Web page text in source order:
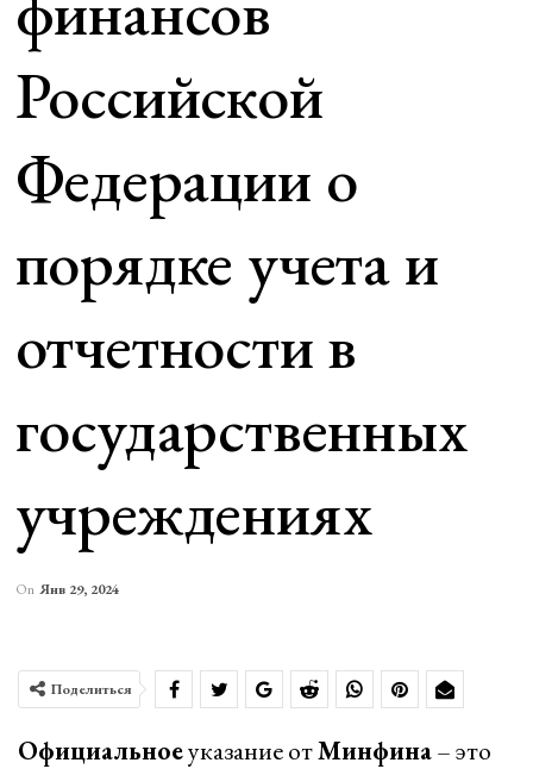
Российской
Федерации о
порядке учета и
отчетности в
государственных
учреждениях
On Янв 29, 2024
Поделиться
Официальноеуказание отМинфина– это